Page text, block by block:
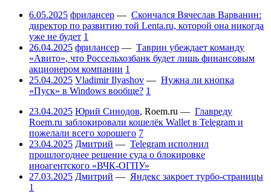
6.05.2025 фрилансер — Скончался Вячеслав Варванин:
директор по развитию той Lenta.ru, которой она никогда
уже не будет 1
26.04.2025 фрилансер — Таврин убеждает команду
«Авито», что Россельхозбанк будет лишь финансовым
акционером компании 1
25.04.2025 Vladimir Ilyashov — Нужна ли кнопка
«Пуск» в Windows вообще? 1
23.04.2025 Юрий Синодов, Roem.ru — Главреду
Roem.ru заблокировали кошелёк Wallet в Telegram и
пожелали всего хорошего 7
23.04.2025 Дмитрий — Telegram исполнил
прошлогоднее решение суда о блокировке
иноагентского «ВЧК-ОГПУ»
27.03.2025 Дмитрий — Яндекс закроет турбо-страницы
1